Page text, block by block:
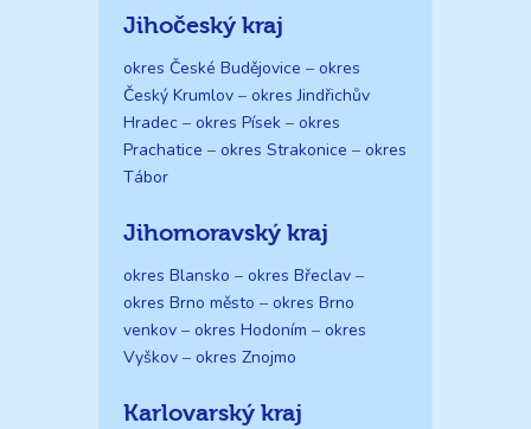
Jihočeský kraj
okres České Budějovice – okres
Český Krumlov – okres Jindřichův
Hradec – okres Písek – okres
Prachatice – okres Strakonice – okres
Tábor
Jihomoravský kraj
okres Blansko – okres Břeclav –
okres Brno město – okres Brno
venkov – okres Hodoním – okres
Vyškov – okres Znojmo
Karlovarský kraj